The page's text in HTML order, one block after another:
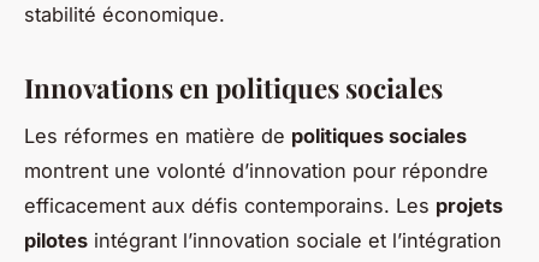
stabilité économique.
Innovations en politiques sociales
Les réformes en matière de politiques sociales
montrent une volonté d’innovation pour répondre
efficacement aux défis contemporains. Les projets
pilotes intégrant l’innovation sociale et l’intégration